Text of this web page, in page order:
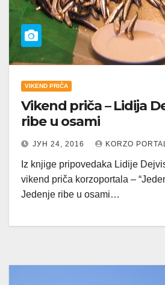
VIKEND PRIČA
Vikend priča – Lidija
ribe u osami
ЈУН 24, 2016 KORZO
Iz knjige pripovedaka Lidije
vikend priča korzoportala –
Jedenje ribe u osami…